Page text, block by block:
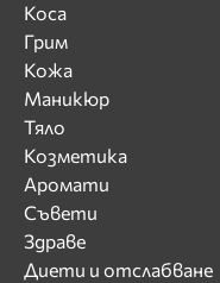
Коса
Грим
Кожа
Маникюр
Тяло
Козметика
Аромати
Съвети
Здраве
Диети и отслабване